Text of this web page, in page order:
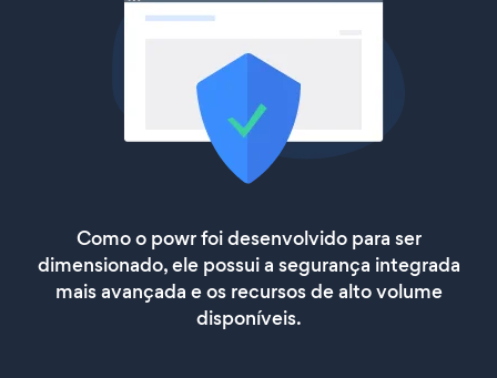
Como o powr foi desenvolvido para ser
dimensionado, ele possui a segurança integrada
mais avançada e os recursos de alto volume
disponíveis.